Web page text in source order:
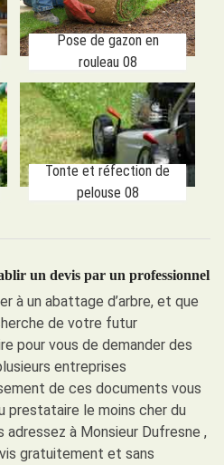
Pose de gazon en
rouleau 08
Tonte et réfection de
pelouse 08
un devis par un professionnel
à un abattage d’arbre, et que
de votre futur
pour vous de demander des
entreprises
de ces documents vous
prestataire le moins cher du
adressez à Monsieur Dufresne ,
gratuitement et sans